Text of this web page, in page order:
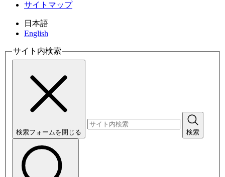
サイトマップ
日本語
English
サイト内検索
検索フォームを閉じる 検索